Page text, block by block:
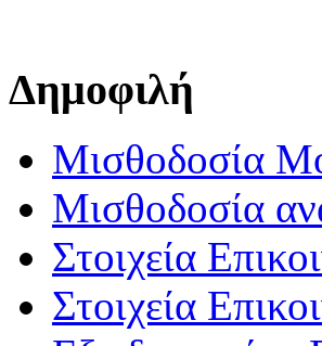
Δημοφιλή
Μισθοδοσία
Μισθοδοσία
Στοιχεία
Στοιχεία